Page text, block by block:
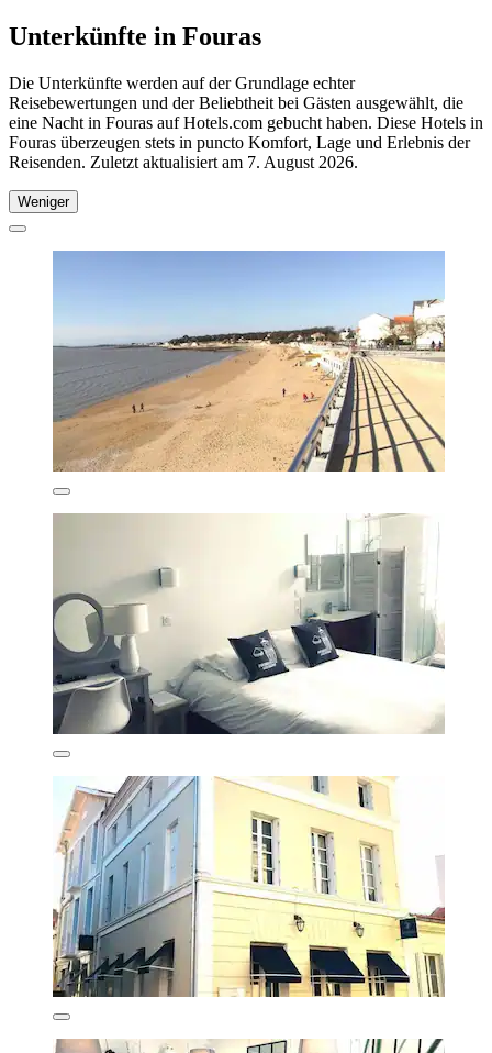
Unterkünfte in Fouras
Die Unterkünfte werden auf der Grundlage echter
Reisebewertungen und der Beliebtheit bei Gästen ausgewählt, die
eine Nacht in Fouras auf Hotels.com gebucht haben. Diese Hotels in
Fouras überzeugen stets in puncto Komfort, Lage und Erlebnis der
Reisenden. Zuletzt aktualisiert am 7. August 2026.
Weniger